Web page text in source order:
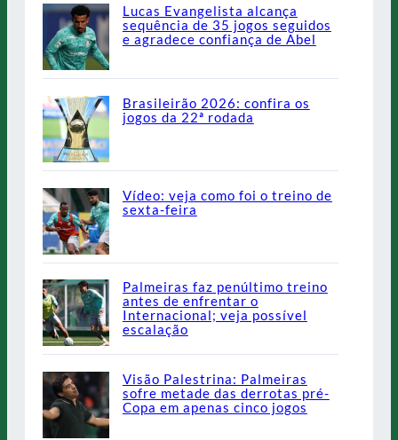
Lucas Evangelista alcança
sequência de 35 jogos seguidos
e agradece confiança de Abel
Brasileirão 2026: confira os
jogos da 22ª rodada
Vídeo: veja como foi o treino de
sexta-feira
Palmeiras faz penúltimo treino
antes de enfrentar o
Internacional; veja possível
escalação
Visão Palestrina: Palmeiras
sofre metade das derrotas pré-
Copa em apenas cinco jogos